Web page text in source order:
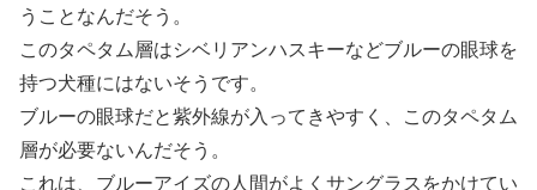
うことなんだそう。
このタペタム層はシベリアンハスキーなどブルーの眼球を
持つ犬種にはないそうです。
ブルーの眼球だと紫外線が入ってきやすく、このタペタム
層が必要ないんだそう。
これは、ブルーアイズの人間がよくサングラスをかけてい